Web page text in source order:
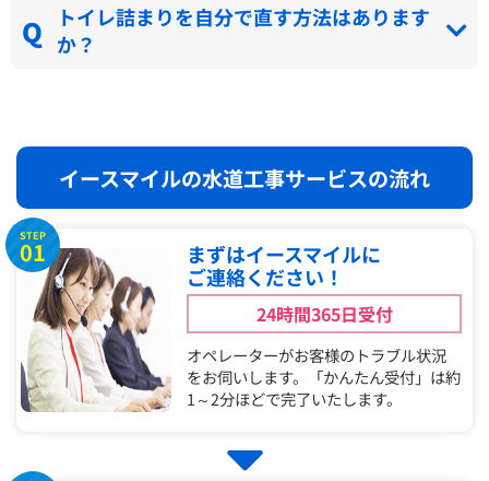
トイレ詰まりを自分で直す方法はあります
か？
イースマイルの水道工事サービスの流れ
STEP
01
まずはイースマイルに
ご連絡ください！
24時間365日受付
オペレーターがお客様のトラブル状況
をお伺いします。「かんたん受付」は約
1～2分ほどで完了いたします。